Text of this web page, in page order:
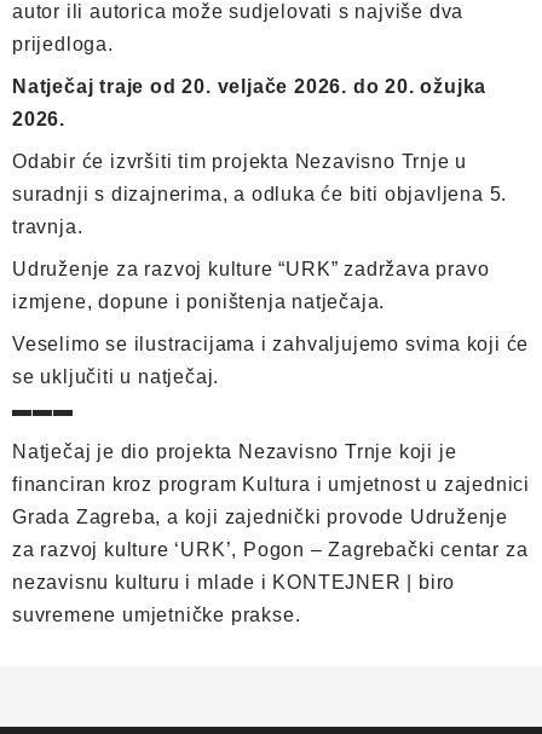
autor ili autorica može sudjelovati s najviše dva
prijedloga.
Natječaj traje od 20. veljače 2026. do 20. ožujka
2026.
Odabir će izvršiti tim projekta Nezavisno Trnje u
suradnji s dizajnerima, a odluka će biti objavljena 5.
travnja.
Udruženje za razvoj kulture “URK” zadržava pravo
izmjene, dopune i poništenja natječaja.
Veselimo se ilustracijama i zahvaljujemo svima koji će
se uključiti u natječaj.
▬▬▬
Natječaj je dio projekta Nezavisno Trnje koji je
financiran kroz program Kultura i umjetnost u zajednici
Grada Zagreba, a koji zajednički provode Udruženje
za razvoj kulture ‘URK’, Pogon – Zagrebački centar za
nezavisnu kulturu i mlade i KONTEJNER | biro
suvremene umjetničke prakse.